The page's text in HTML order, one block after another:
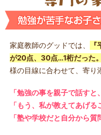
家庭教師のグッドでは、
が20点、30点…1桁だった。
様の目線に合わせて、寄り
「勉強の事を親子で話すと
「もう、私が教えてあげる
「塾や学校だと自分から質